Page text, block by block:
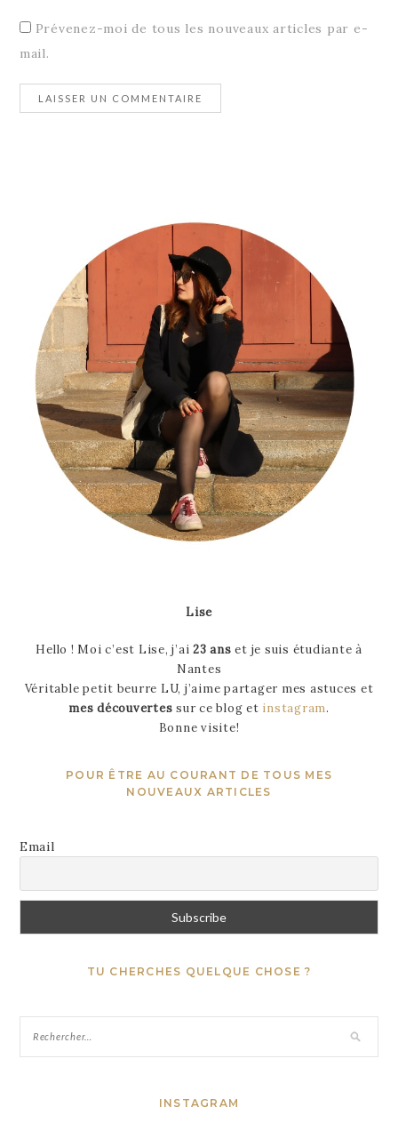
Prévenez-moi de tous les nouveaux articles par e-
mail.
Lise
Hello ! Moi c’est Lise, j’ai 23 anset je suis étudiante à
Nantes
Véritable petit beurre LU, j’aime partager mes astuces et
mes découvertessur ce blog et instagram.
Bonne visite!
POUR ÊTRE AU COURANT DE TOUS MES
NOUVEAUX ARTICLES
Email
TU CHERCHES QUELQUE CHOSE ?
INSTAGRAM